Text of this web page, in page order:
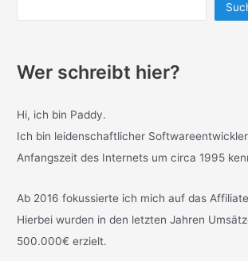
Wer schreibt hier?
Hi, ich bin Paddy.
Ich bin leidenschaftlicher
Anfangszeit des Internets um circa 1995
Ab 2016 fokussierte ich mich auf das
Hierbei wurden in den letzten Jahren
500.000€ erzielt.